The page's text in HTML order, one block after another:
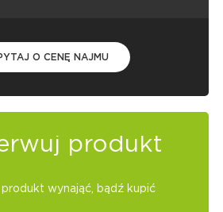
O CENĘ NAJMU
produkt
wynająć, bądź kupić